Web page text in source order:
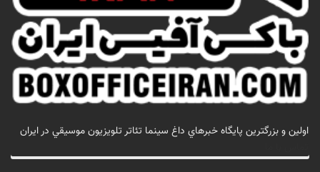
اولين و بزرگترين پايگاه خبرهاي داغ سينما تئاتر تلويزيون موسيقي در ايران